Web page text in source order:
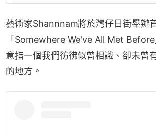
藝術家Shannnam將於灣仔日街舉辦
「Somewhere We've All Met
意指一個我們彷彿似曾相識、卻未曾
的地方。